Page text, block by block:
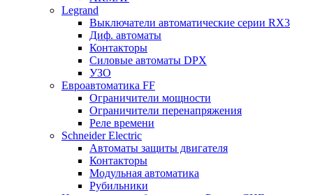
Legrand
Выключатели автоматические серии RX3
Диф. автоматы
Контакторы
Силовые автоматы DPX
УЗО
Евроавтоматика FF
Ограничители мощности
Ограничители перенапряжения
Реле времени
Schneider Electric
Автоматы защиты двигателя
Контакторы
Модульная автоматика
Рубильники